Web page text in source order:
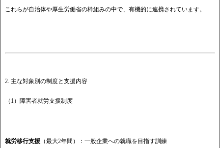
これらが自治体や厚生労働省の枠組みの中で、有機的に連携されています。
2. 主な対象別の制度と支援内容
（1）障害者就労支援制度
就労移行支援 （最大2年間）：一般企業への就職を目指す訓練